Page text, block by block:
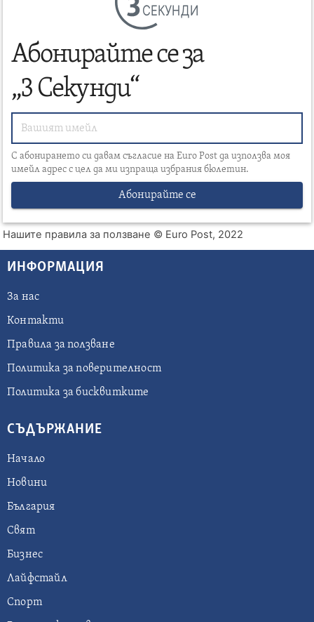
СЕКУНДИ
Абонирайте се за
„3 Секунди“
С абонирането си давам съгласие на Euro Post да използва моя
имейл адрес с цел да ми изпраща избрания бюлетин.
Абонирайте се
Нашите правила за ползване © Euro Post, 2022
ИНФОРМАЦИЯ
За нас
Контакти
Правила за ползване
Политика за поверителност
Политика за бисквитките
СЪДЪРЖАНИЕ
Начало
Новини
България
Свят
Бизнес
Лайфстайл
Спорт